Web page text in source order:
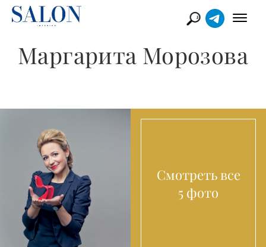
Маргарита Морозова
Смотреть все
5 фото